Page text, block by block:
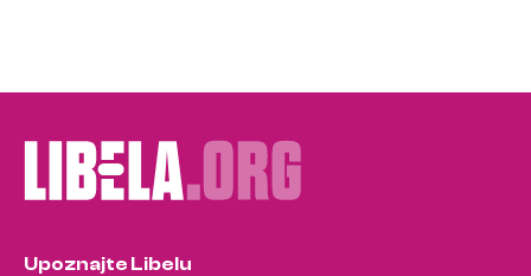
Upoznajte Libelu